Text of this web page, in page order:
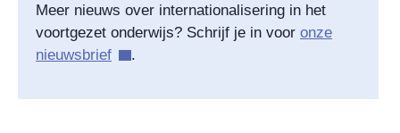
Meer nieuws over internationalisering in het
voortgezet onderwijs? Schrijf je in voor onze
nieuwsbrief
.